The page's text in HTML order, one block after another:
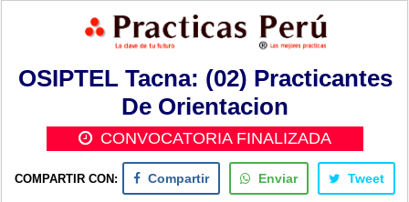
OSIPTEL Tacna: (02) Practicantes
De Orientacion
CONVOCATORIA FINALIZADA
COMPARTIR CON: Compartir Enviar Tweet